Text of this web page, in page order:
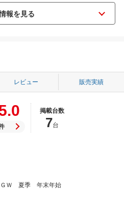
レビュー 販売実績
掲載台数
7台
Ｗ 夏季 年末年始